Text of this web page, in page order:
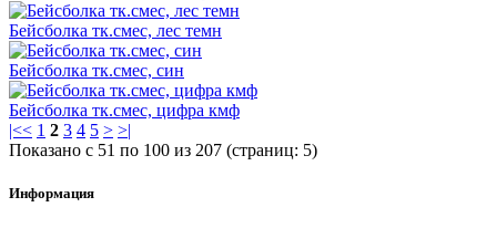
Бейсболка тк.смес, лес темн
Бейсболка тк.смес, син
Бейсболка тк.смес, цифра кмф
|<< 1 2 3 4 5 > >|
Показано с 51 по 100 из 207 (страниц: 5)
Информация